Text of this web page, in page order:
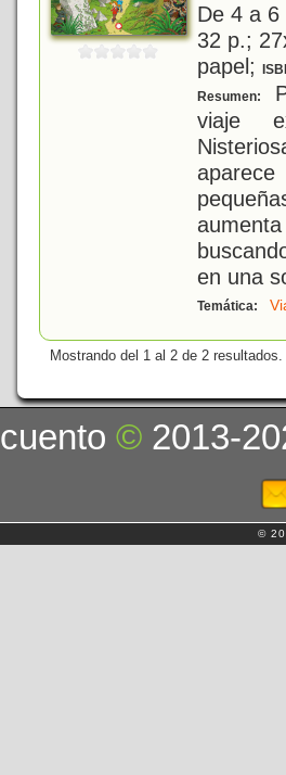
De 4 a
32 p.;
papel;
Resumen:
viaje
en una
Temática:
Mostrando del 1 al 2 de 2 resultados.
cuento© 2013-
©